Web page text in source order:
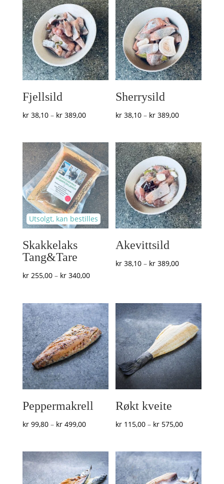
kr 549,00
Fjellsild
kr38,10 – kr389,00Prisområde:
til
kr 389,00
Sherrysild
kr 38,10 – kr 389,00Prisområde:
til
kr 389,00
Skakkelaks
Tang&Tare
kr255,00 – kr340,00Prisområde:
til
kr 340,00
Akevittsild
kr 38,10 – kr 389,00Prisområde:
kr 389,00
Peppermakrell
kr99,80 – kr499,00Prisområde:
til
kr 499,00
Røkt kveite
kr 115,00 – kr 575,00Prisområde:
til
kr 575,00